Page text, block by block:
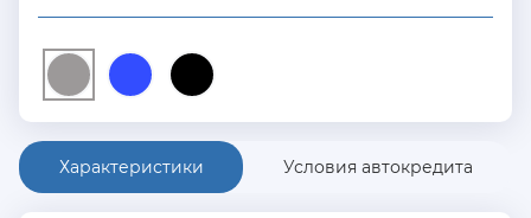
Характеристики Условия автокредита